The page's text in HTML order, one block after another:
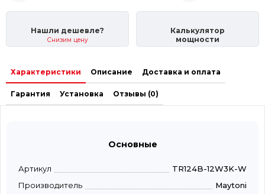
Нашли дешевле?
Снизим цену
Калькулятор
мощности
Характеристики Описание Доставка и оплата
Гарантия Установка Отзывы (0)
Основные
Артикул
TR124B-12W3K-W
Производитель
Maytoni